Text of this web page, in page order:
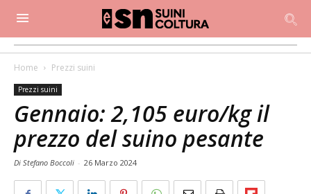
Home Prezzi suini
Prezzi suini
Gennaio: 2,105 euro/kg il
prezzo del suino pesante
Di Stefano Boccoli - 26 Marzo 2024